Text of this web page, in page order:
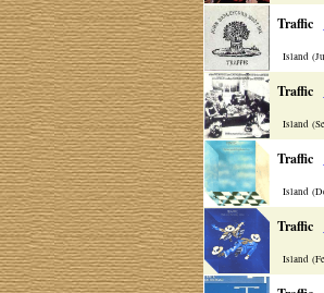
Traffic
Island
Traffic
Island
Traffic
Island
Traffic
Island